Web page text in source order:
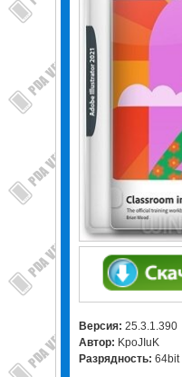
Версия: 25.3.1.390
Автор: KpoJIuK
Разрядность: 64bit